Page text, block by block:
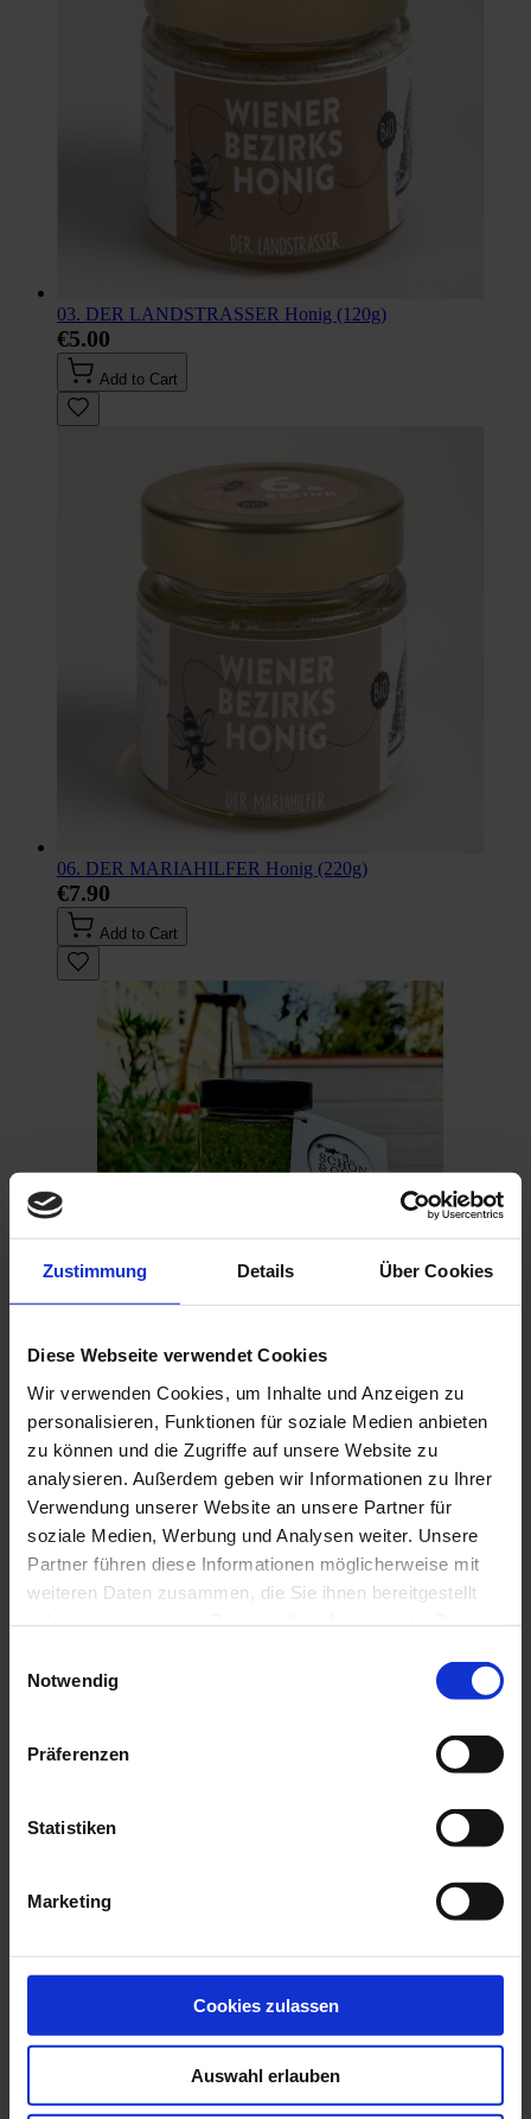
Zustimmung Details Über Cookies
Diese Webseite verwendet Cookies
Wir verwenden Cookies, um Inhalte und Anzeigen zu
personalisieren, Funktionen für soziale Medien anbieten
zu können und die Zugriffe auf unsere Website zu
analysieren. Außerdem geben wir Informationen zu Ihrer
Verwendung unserer Website an unsere Partner für
soziale Medien, Werbung und Analysen weiter. Unsere
Partner führen diese Informationen möglicherweise mit
weiteren Daten zusammen, die Sie ihnen bereitgestellt
Notwendig
Präferenzen
Statistiken
Marketing
Cookies zulassen
Auswahl erlauben
03. DER LANDSTRASSER Honig (120g)
€5.00
Add to Cart
06. DER MARIAHILFER Honig (220g)
€7.90
Add to Cart
Basilikumpesto 150g
€5.90
Add to Cart
Erdbeer Fruchtaufstrich 150g
Add to Cart